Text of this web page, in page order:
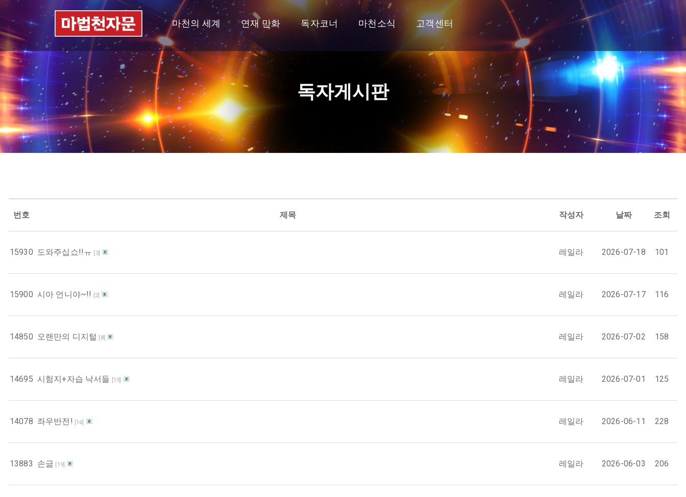
마천의 세계 연재 만화 독자코너 마천소식 고객센터
독자게시판
번호 제목 작성자 날짜 조회
15930 도와주십쇼!!ㅠ [3] 레일라 2026-07-18 101
15900 시아 언니야~!! [2] 레일라 2026-07-17 116
14850 오랜만의 디지털 [8] 레일라 2026-07-02 158
14695 시험지+자습 낙서들 [19] 레일라 2026-07-01 125
14078 좌우반전! [16] 레일라 2026-06-11 228
13883 손긂 [19] 레일라 2026-06-03 206